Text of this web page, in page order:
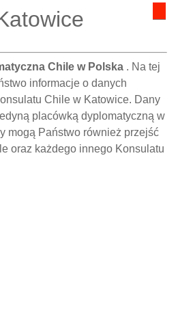
Chile w Polska . Na tej
informacje o danych
Chile w Katowice. Dany
placówką dyplomatyczną w
mogą Państwo również przejść
oraz każdego innego Konsulatu